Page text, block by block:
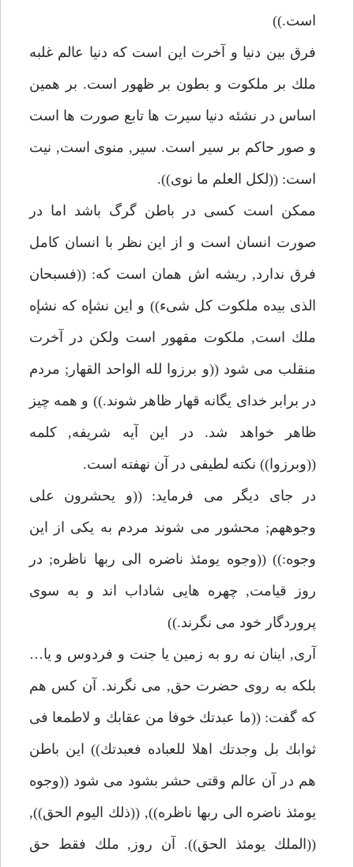
است.))
فرق بين دنيا و آخرت اين است كه دنيا عالم غلبه
ملك بر ملكوت و بطون بر ظهور است. بر همين
اساس در نشئه دنيا سيرت ها تابع صورت ها است
و صور حاكم بر سير است. سير, منوى است, نيت
است: ((لكل العلم ما نوى)).
ممكن است كسى در باطن گرگ باشد اما در
صورت انسان است و از اين نظر با انسان كامل
فرق ندارد, ريشه اش همان است كه: ((فسبحان
الذى بيده ملكوت كل شىء)) و اين نشإه كه نشإه
ملك است, ملكوت مقهور است ولكن در آخرت
منقلب مى شود ((و برزوا لله الواحد القهار; مردم
در برابر خداى يگانه قهار ظاهر شوند.)) و همه چيز
ظاهر خواهد شد. در اين آيه شريفه, كلمه
((وبرزوا)) نكته لطيفى در آن نهفته است.
در جاى ديگر مى فرمايد: ((و يحشرون على
وجوههم; محشور مى شوند مردم به يكى از اين
وجوه:)) ((وجوه يومئذ ناضره الى ربها ناظره; در
روز قيامت, چهره هايى شاداب اند و به سوى
پروردگار خود مى نگرند.))
آرى, اينان نه رو به زمين يا جنت و فردوس و يا…
بلكه به روى حضرت حق, مى نگرند. آن كس هم
كه گفت: ((ما عبدتك خوفا من عقابك و لاطمعا فى
ثوابك بل وجدتك اهلا للعباده فعبدتك)) اين باطن
هم در آن عالم وقتى حشر بشود مى شود ((وجوه
يومئذ ناضره الى ربها ناظره)), ((ذلك اليوم الحق)),
((الملك يومئذ الحق)). آن روز, ملك فقط حق